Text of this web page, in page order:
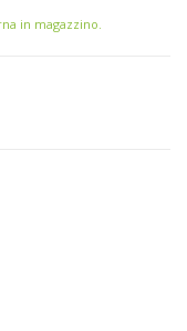
in magazzino.